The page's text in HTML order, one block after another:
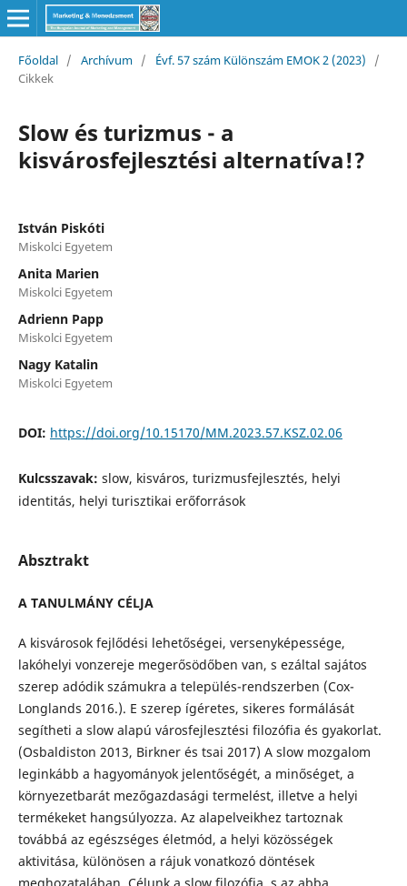
Főoldal / Archívum / Évf. 57 szám Különszám EMOK 2 (2023)
/
Cikkek
Slow és turizmus - a
kisvárosfejlesztési alternatíva!?
István Piskóti
Miskolci Egyetem
Anita Marien
Miskolci Egyetem
Adrienn Papp
Miskolci Egyetem
Nagy Katalin
Miskolci Egyetem
DOI: https://doi.org/10.15170/MM.2023.57.KSZ.02.06
Kulcsszavak: slow, kisváros, turizmusfejlesztés, helyi
identitás, helyi turisztikai erőforrások
Absztrakt
A TANULMÁNY CÉLJA
A kisvárosok fejlődési lehetőségei, versenyképessége,
lakóhelyi vonzereje megerősödőben van, s ezáltal sajátos
szerep adódik számukra a település-rendszerben (Cox-
Longlands 2016.). E szerep ígéretes, sikeres formálását
segítheti a slow alapú városfejlesztési filozófia és gyakorlat.
(Osbaldiston 2013, Birkner és tsai 2017) A slow mozgalom
leginkább a hagyományok jelentőségét, a minőséget, a
környezetbarát mezőgazdasági termelést, illetve a helyi
termékeket hangsúlyozza. Az alapelveikhez tartoznak
továbbá az egészséges életmód, a helyi közösségek
aktivitása, különösen a rájuk vonatkozó döntések